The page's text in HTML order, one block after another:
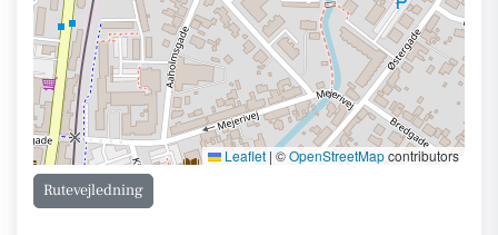
Leaflet | ©OpenStreetMapcontributors
Rutevejledning